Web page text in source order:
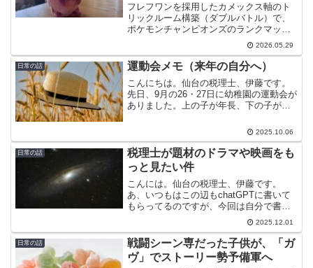
フレフワンを採用したカメックス軸のト
リックルーム構築（ダブルバトル）で、
ポケモンチャンピオンズのランクマッチ
にて瞬間的にチャンピオン級（上位300
人）へ到達。採用理由や個体解説、立ち
回りを紹介します。
2026.05.29
日常の話 運動会メモ（来年の自分へ）
こんにちは。仙台の税理士、伊藤です。
先日、9月の26・27日に幼稚園の運動会が
ありました。上の子が年長、下の子が年
で、2日間にわたって参加。子どもたちの
成長をたっぷり見られる、贅沢な時間で
した。来年の自分が...
2025.10.06
日常の話
税理士が題材のドラマや映画をも
っと見たい件
こんには。仙台の税理士、伊藤です。
あ、いつもはこの辺もchatGPTに書いて
もらってるのですが、今回は自分で書い
てます。先日、元同僚とランチしたとき
に、「税理士のドラマや映画ってあんま
りないよね」という話になりました。
色々と案を出しましたが...
2025.12.01
日常の話
戦闘シーン専だった子供が、「ガ
ヴ」でストーリー勢予備軍へ